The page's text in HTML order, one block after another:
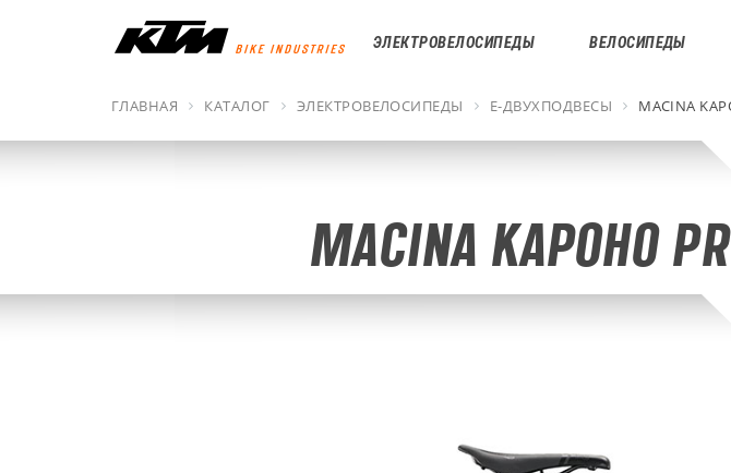
ЭЛЕКТРОВЕЛОСИПЕДЫ ВЕЛОСИПЕДЫ
ГЛАВНАЯ КАТАЛОГ ЭЛЕКТРОВЕЛОСИПЕДЫ Е-ДВУХПОДВЕСЫ MACINA
MACINA KAPOHO